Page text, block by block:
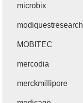
microbix
modiquestresearch
MOBITEC
mercodia
merckmillipore